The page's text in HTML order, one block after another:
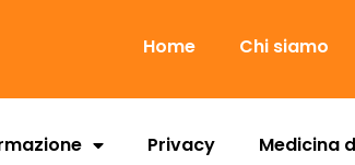
Home Chi siamo
Privacy Medicina